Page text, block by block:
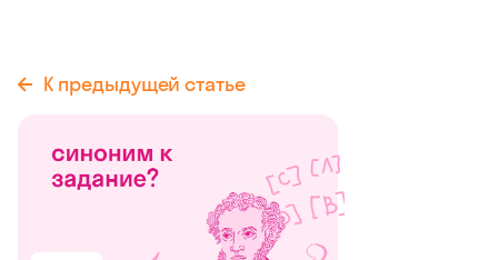
К предыдущей статье